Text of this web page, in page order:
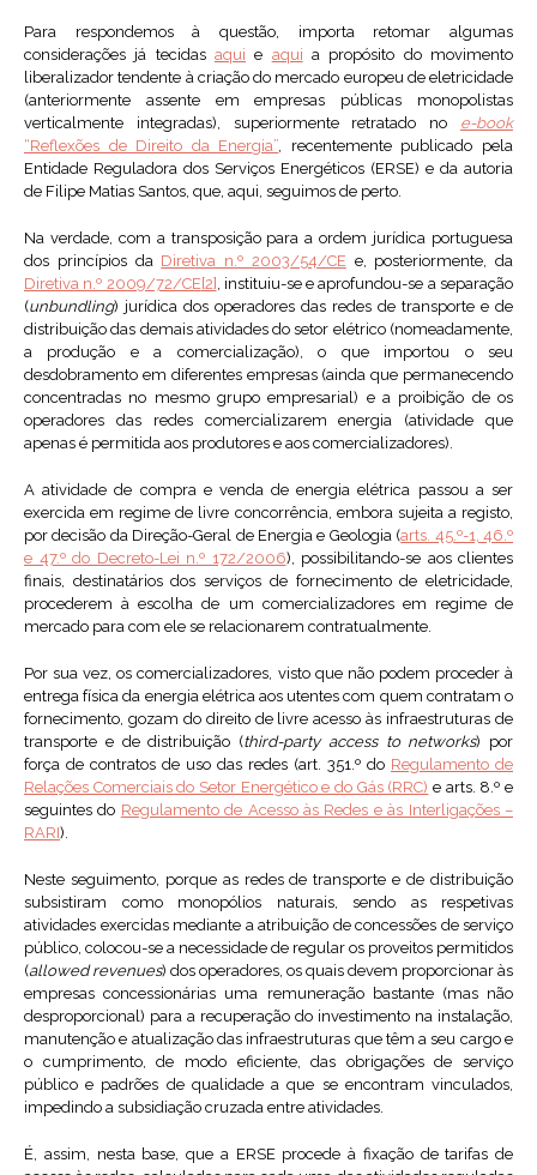
Para respondemos à questão, importa retomar algumas
considerações já tecidas aqui e aqui a propósito do movimento
liberalizador tendente à criação do mercado europeu de eletricidade
(anteriormente assente em empresas públicas monopolistas
verticalmente integradas), superiormente retratado no e-book
“Reflexões de Direito da Energia”, recentemente publicado pela
Entidade Reguladora dos Serviços Energéticos (ERSE) e da autoria
de Filipe Matias Santos, que, aqui, seguimos de perto.
Na verdade, com a transposição para a ordem jurídica portuguesa
dos princípios da Diretiva n.º 2003/54/CEe, posteriormente, da
Diretiva n.º 2009/72/CE[2] , instituiu-se e aprofundou-se a separação
(unbundling) jurídica dos operadores das redes de transporte e de
distribuição das demais atividades do setor elétrico (nomeadamente,
a produção e a comercialização), o que importou o seu
desdobramento em diferentes empresas (ainda que permanecendo
concentradas no mesmo grupo empresarial) e a proibição de os
operadores das redes comercializarem energia (atividade que
apenas é permitida aos produtores e aos comercializadores).
A atividade de compra e venda de energia elétrica passou a ser
exercida em regime de livre concorrência, embora sujeita a registo,
por decisão da Direção-Geral de Energia e Geologia (arts. 45.º-1, 46.º
e 47.º do Decreto-Lei n.º 172/2006), possibilitando-se aos clientes
finais, destinatários dos serviços de fornecimento de eletricidade,
procederem à escolha de um comercializadores em regime de
mercado para com ele se relacionarem contratualmente.
Por sua vez, os comercializadores, visto que não podem proceder à
entrega física da energia elétrica aos utentes com quem contratam o
fornecimento, gozam do direito de livre acesso às infraestruturas de
transporte e de distribuição (third-party access to networks) por
força de contratos de uso das redes (art. 351.º do Regulamento de
Relações Comerciais do Setor Energético e do Gás (RRC) e arts. 8.º e
seguintes do Regulamento de Acesso às Redes e às Interligações –
RARI).
Neste seguimento, porque as redes de transporte e de distribuição
subsistiram como monopólios naturais, sendo as respetivas
atividades exercidas mediante a atribuição de concessões de serviço
público, colocou-se a necessidade de regular os proveitos permitidos
(allowed revenues) dos operadores, os quais devem proporcionar às
empresas concessionárias uma remuneração bastante (mas não
desproporcional) para a recuperação do investimento na instalação,
manutenção e atualização das infraestruturas que têm a seu cargo e
o cumprimento, de modo eficiente, das obrigações de serviço
público e padrões de qualidade a que se encontram vinculados,
impedindo a subsidiação cruzada entre atividades.
É, assim, nesta base, que a ERSE procede à fixação de tarifas de